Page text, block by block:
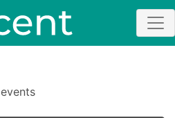
events